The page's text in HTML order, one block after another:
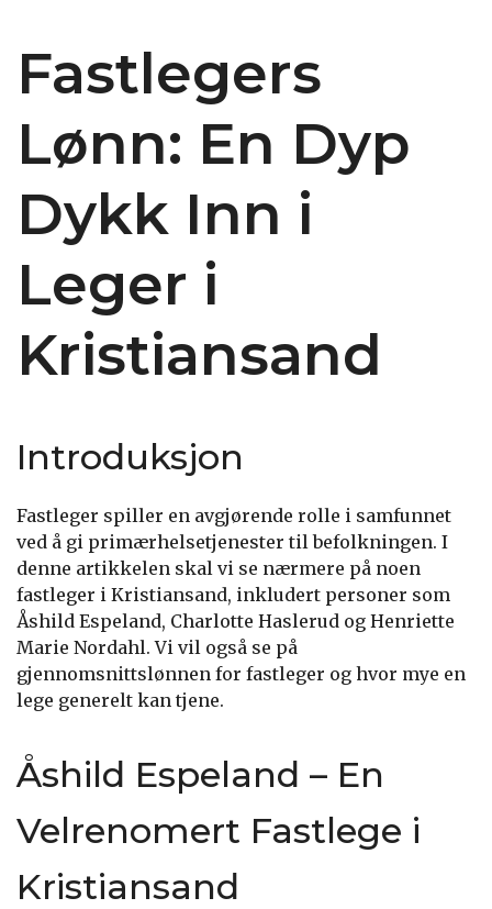
Fastlegers
Lønn: En Dyp
Dykk Inn i
Leger i
Kristiansand
Introduksjon
Fastleger spiller en avgjørende rolle i samfunnet
ved å gi primærhelsetjenester til befolkningen. I
denne artikkelen skal vi se nærmere på noen
fastleger i Kristiansand, inkludert personer som
Åshild Espeland, Charlotte Haslerud og Henriette
Marie Nordahl. Vi vil også se på
gjennomsnittslønnen for fastleger og hvor mye en
lege generelt kan tjene.
Åshild Espeland – En
Velrenomert Fastlege i
Kristiansand